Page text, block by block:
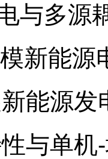
与多源
新能源
能源发
与单